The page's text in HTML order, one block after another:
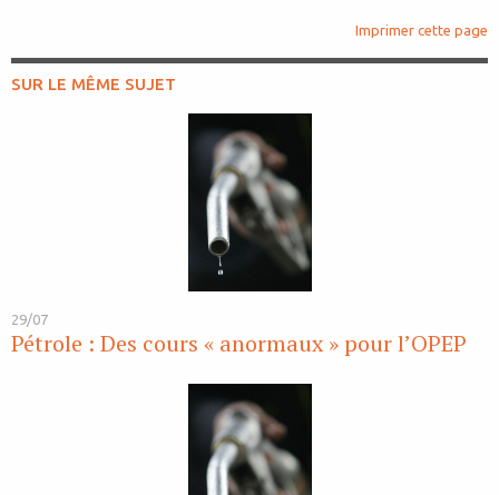
Imprimer cette page
SUR LE MÊME SUJET
29/07
Pétrole : Des cours « anormaux » pour l’OPEP